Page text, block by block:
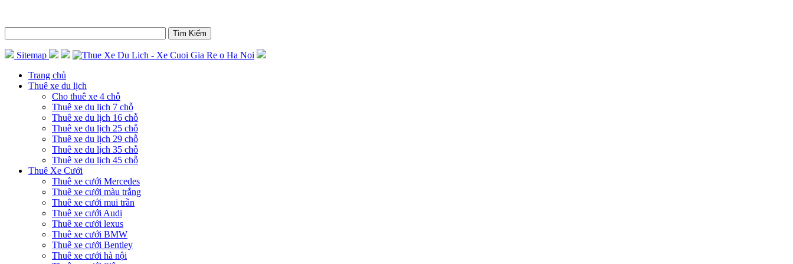
Sitemap
Trang chủ
Thuê xe du lịch
Cho thuê xe 4 chỗ
Thuê xe du lịch 7 chỗ
Thuê xe du lịch 16 chỗ
Thuê xe du lịch 25 chỗ
Thuê xe du lịch 29 chỗ
Thuê xe du lịch 35 chỗ
Thuê xe du lịch 45 chỗ
Thuê Xe Cưới
Thuê xe cưới Mercedes
Thuê xe cưới màu trắng
Thuê xe cưới mui trần
Thuê xe cưới Audi
Thuê xe cưới lexus
Thuê xe cưới BMW
Thuê xe cưới Bentley
Thuê xe cưới hà nội